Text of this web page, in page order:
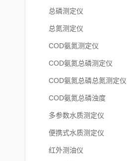
总磷测定仪
总氮测定仪
COD氨氮测定仪
COD氨氮总磷测定仪
COD氨氮总磷总氮测定仪
COD氨氮总磷浊度
多参数水质测定仪
便携式水质测定仪
红外测油仪